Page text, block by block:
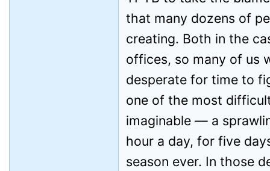
that many dozens of
creating. Both in the
offices, so many of us
desperate for time to
one of the most
imaginable –– a
hour a day, for five
season ever. In those